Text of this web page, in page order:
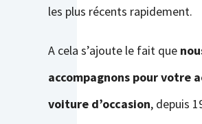
les plus récents rapidement.
A cela s’ajoute le fait que
accompagnons pour votre
voiture d’occasion, depuis